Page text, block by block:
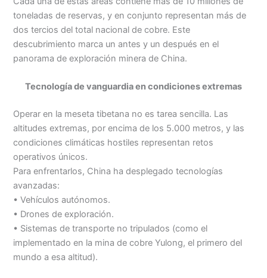
toneladas de reservas, y en conjunto representan más de
dos tercios del total nacional de cobre. Este
descubrimiento marca un antes y un después en el
panorama de exploración minera de China.
Tecnología de vanguardia en condiciones extremas
Operar en la meseta tibetana no es tarea sencilla. Las
altitudes extremas, por encima de los 5.000 metros, y las
condiciones climáticas hostiles representan retos
operativos únicos.
Para enfrentarlos, China ha desplegado tecnologías
avanzadas:
• Vehículos autónomos.
• Drones de exploración.
• Sistemas de transporte no tripulados (como el
implementado en la mina de cobre Yulong, el primero del
mundo a esa altitud).